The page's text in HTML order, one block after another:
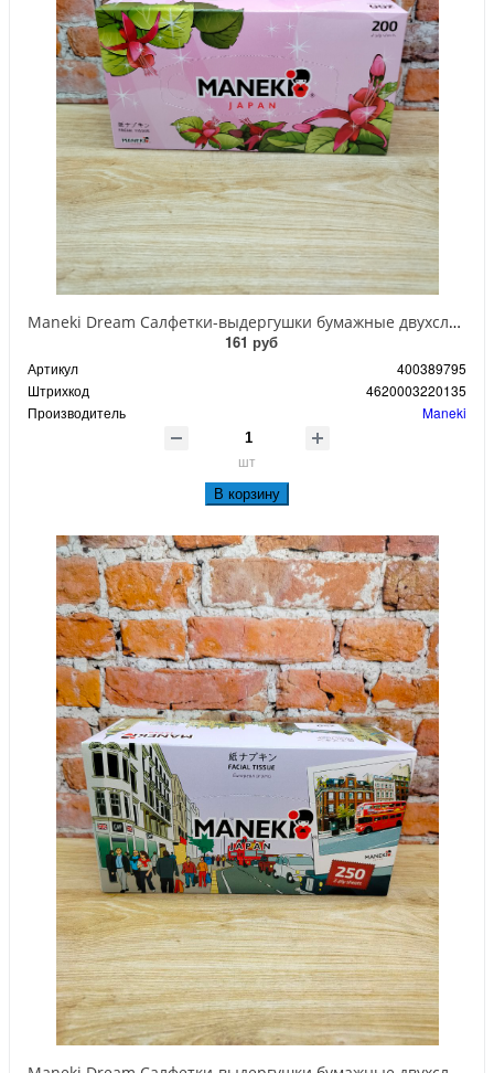
Maneki Dream Салфетки-выдергушки бумажные двухслойные с микротиснением 200 шт
161 руб
Артикул
400389795
Штрихкод
4620003220135
Производитель
Maneki
шт
В корзину